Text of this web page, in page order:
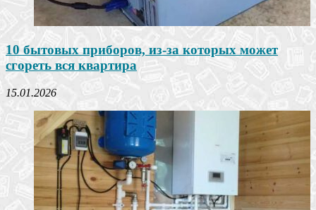
10 бытовых приборов, из-за которых может
сгореть вся квартира
15.01.2026